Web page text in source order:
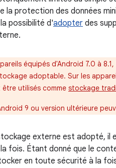
la protection des données
possibilité d'adopter des
équipés d'Android 7.0 à 8.1,
adoptable. Sur les
utilisés comme stockage
9 ou version ultérieure
externe est adopté,
fois. Étant donné que le
en toute sécurité à la